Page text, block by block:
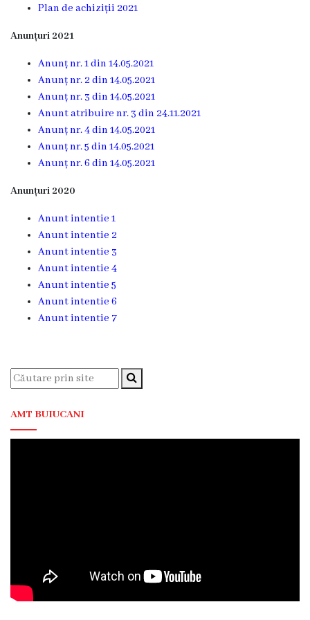
6
Secţia
de
familie
nr.1
Secţia
medicina
de
familie
Serviciul
Consultativ
Specializat
Comunitar
CSPT
AMIGOS
Secția
Medicină
Fizică
Plan de achiziții 2021
Anunțuri 2021
Anunț nr. 1 din 14.05.2021
Anunț nr. 2 din 14.05.2021
Anunț nr. 3 din 14.05.2021
Anunt atribuire nr. 3 din 24.11.2021
Anunț nr. 4 din 14.05.2021
Anunț nr. 5 din 14.05.2021
Anunț nr. 6 din 14.05.2021
Anunțuri 2020
Anunt intentie 1
Anunt intentie 2
Anunt intentie 3
Anunt intentie 4
Anunt intentie 5
Anunt intentie 6
Anunt intentie 7
AMT BUIUCANI